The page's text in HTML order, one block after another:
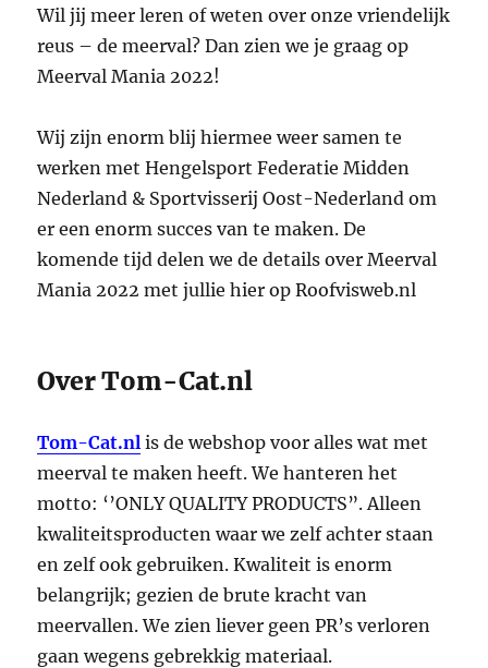
Wil jij meer leren of weten over onze vriendelijk
reus – de meerval? Dan zien we je graag op
Meerval Mania 2022!
Wij zijn enorm blij hiermee weer samen te
werken met Hengelsport Federatie Midden
Nederland & Sportvisserij Oost-Nederland om
er een enorm succes van te maken. De
komende tijd delen we de details over Meerval
Mania 2022 met jullie hier op Roofvisweb.nl
Over Tom-Cat.nl
Tom-Cat.nl is de webshop voor alles wat met
meerval te maken heeft. We hanteren het
motto: ‘’ONLY QUALITY PRODUCTS”. Alleen
kwaliteitsproducten waar we zelf achter staan
en zelf ook gebruiken. Kwaliteit is enorm
belangrijk; gezien de brute kracht van
meervallen. We zien liever geen PR’s verloren
gaan wegens gebrekkig materiaal.